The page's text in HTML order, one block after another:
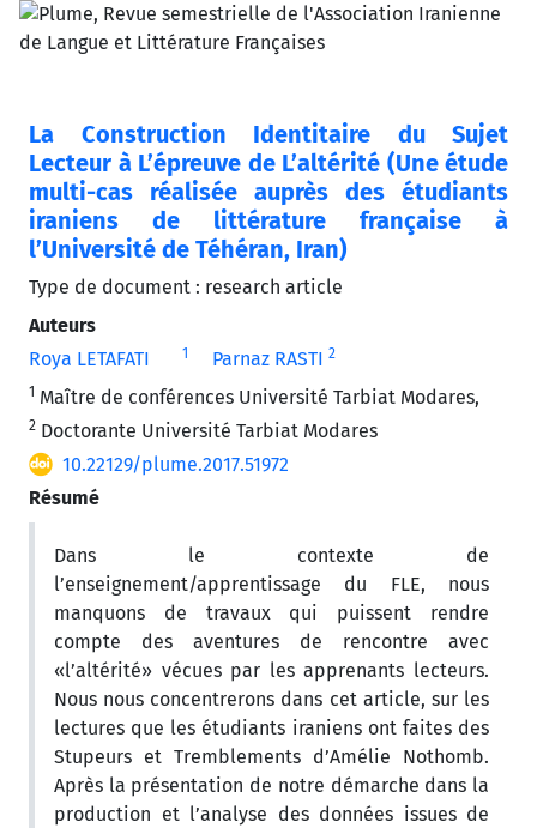
La Construction Identitaire du Sujet
Lecteur à L’épreuve de L’altérité (Une étude
multi-cas réalisée auprès des étudiants
iraniens de littérature française à
l’Université de Téhéran, Iran)
Type de document : research article
Auteurs
Roya LETAFATI
1 Parnaz RASTI 2
1 Maître de conférences Université Tarbiat Modares,
2 Doctorante Université Tarbiat Modares
10.22129/plume.2017.51972
Résumé
Dans le contexte de
l’enseignement/apprentissage du FLE, nous
manquons de travaux qui puissent rendre
compte des aventures de rencontre avec
«l’altérité» vécues par les apprenants lecteurs.
Nous nous concentrerons dans cet article, sur les
lectures que les étudiants iraniens ont faites des
Stupeurs et Tremblements d’Amélie Nothomb.
Après la présentation de notre démarche dans la
production et l’analyse des données issues de